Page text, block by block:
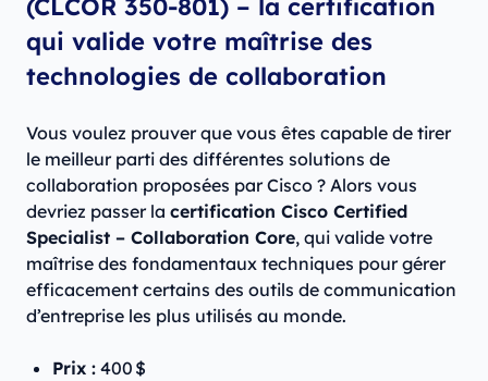
(CLCOR 350-801) – la certification
qui valide votre maîtrise des
technologies de collaboration
Vous voulez prouver que vous êtes capable de tirer
le meilleur parti des différentes solutions de
collaboration proposées par Cisco ? Alors vous
devriez passer la certification Cisco Certified
Specialist – Collaboration Core, qui valide votre
maîtrise des fondamentaux techniques pour gérer
efficacement certains des outils de communication
d’entreprise les plus utilisés au monde.
Prix : 400 $